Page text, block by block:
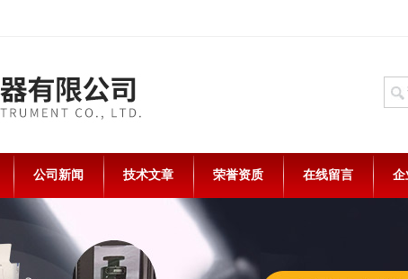
公司新闻 技术文章 荣誉资质 在线留言 企